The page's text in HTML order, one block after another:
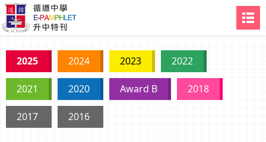
2025 2024 2023 2022
2021 2020 Award B 2018
2017 2016